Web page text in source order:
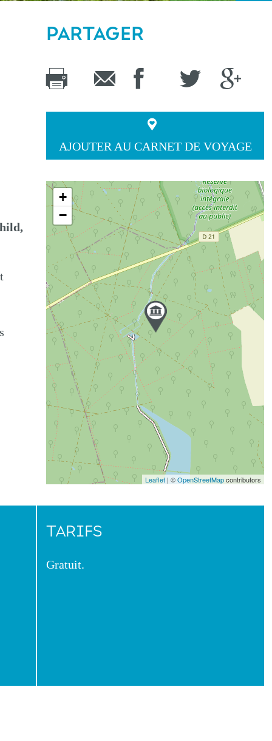
PARTAGER
AJOUTER AU CARNET DE VOYAGE
+
−
Leaflet | ©OpenStreetMapcontributors
TARIFS
Gratuit.